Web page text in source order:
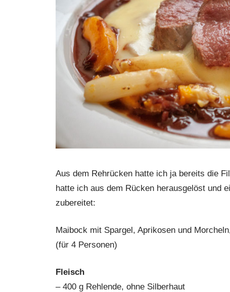
Aus dem Rehrücken hatte ich ja bereits die
hatte ich aus dem Rücken herausgelöst und
zubereitet:
Maibock mit Spargel, Aprikosen und
(für 4 Personen)
Fleisch
– 400 g Rehlende, ohne Silberhaut